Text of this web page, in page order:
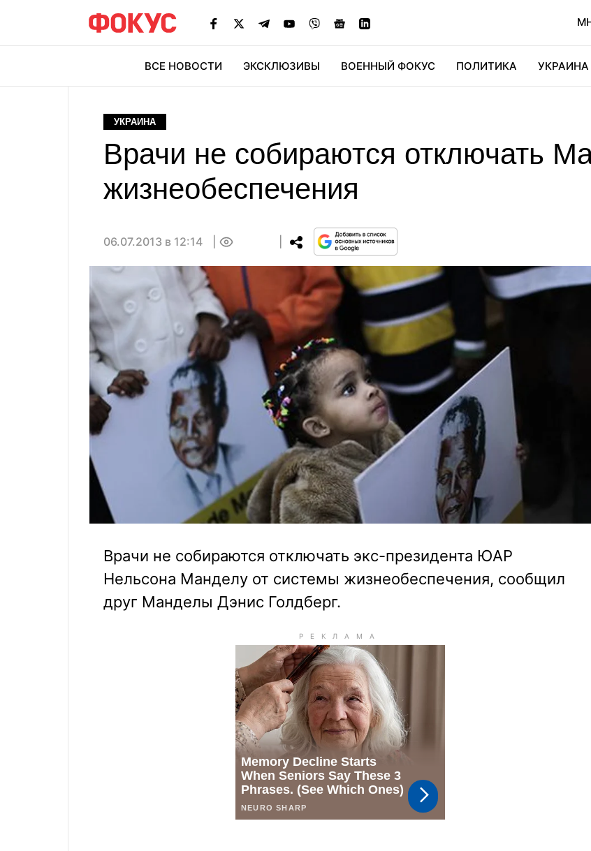
ВСЕ НОВОСТИ ЭКСКЛЮЗИВЫ ВОЕННЫЙ ФОКУС ПОЛИТИКА УКРАИНА
УКРАИНА
Врачи не собираются отключать
жизнеобеспечения
06.07.2013 в 12:14
Врачи не собираются отключать экс-президента ЮАР
Нельсона Манделу от системы жизнеобеспечения, сообщил
друг Манделы Дэнис Голдберг.